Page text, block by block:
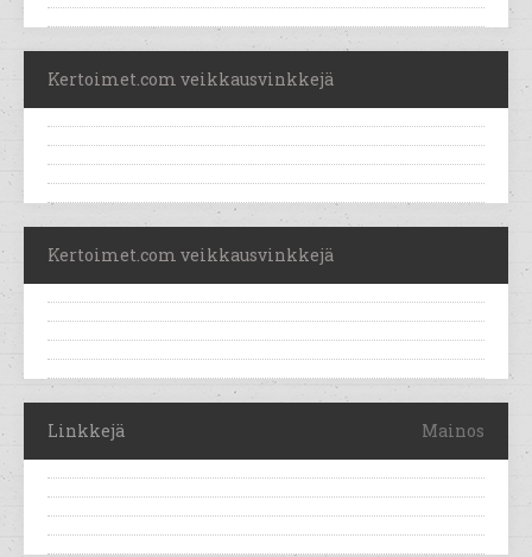
Kertoimet.com veikkausvinkkejä
Kertoimet.com veikkausvinkkejä
Linkkejä Mainos